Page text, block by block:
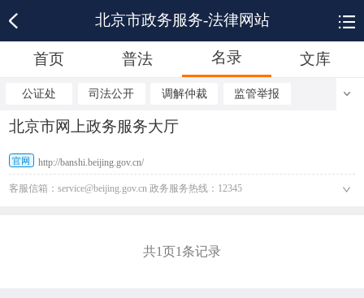
北京市政务服务-法律网站
首页 普法 名录 文库
公证处 司法公开 调解仲裁 监管举报
北京市网上政务服务大厅
官网 http://banshi.beijing.gov.cn/
客服信箱：service@beijing.gov.cn 政务服务热线：12345
共1页1条记录